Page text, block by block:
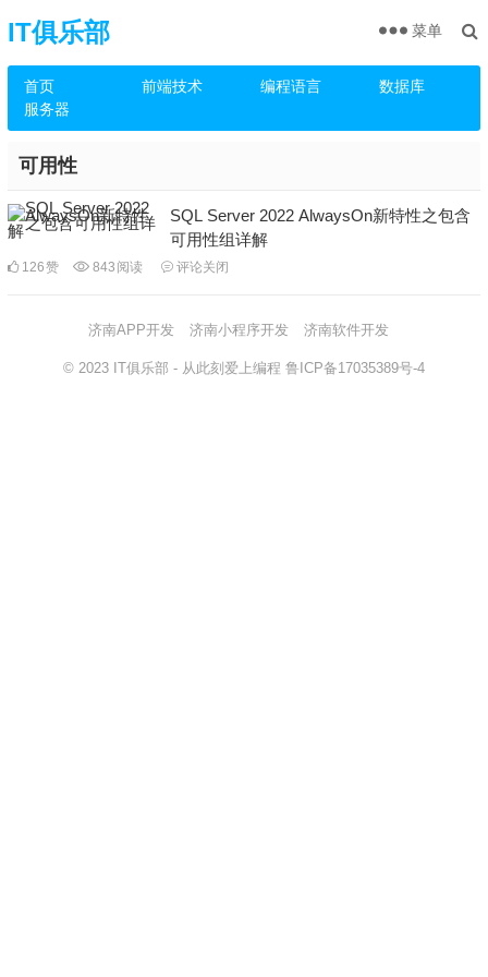
IT俱乐部
首页 前端技术 编程语言
数据库
服务器
菜单
可用性
SQL Server 2022 AlwaysOn新特性之包含
可用性组详解
126赞 843 阅读 评论关闭
济南APP开发 济南小程序开发 济南软件开发
© 2023 IT俱乐部 - 从此刻爱上编程 鲁ICP备17035389号-4